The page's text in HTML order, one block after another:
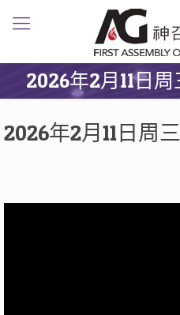
2026年2月11日
2026年2月11日周